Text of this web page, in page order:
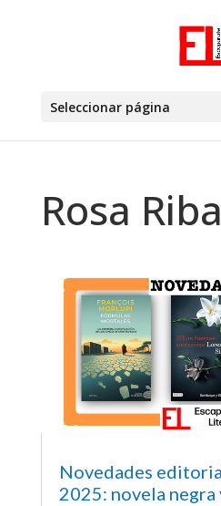
Seleccionar página
Rosa
Novedades
2025: novela negra